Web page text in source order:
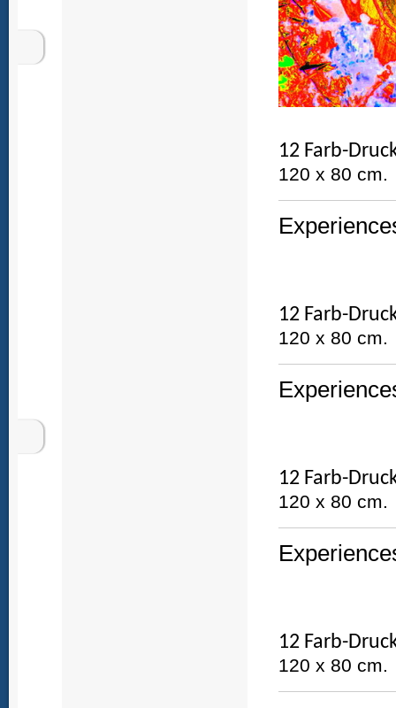
12 Farb-
120 x 80 cm.
12 Farb-
120 x 80 cm.
12 Farb-
120 x 80 cm.
12 Farb-
120 x 80 cm.